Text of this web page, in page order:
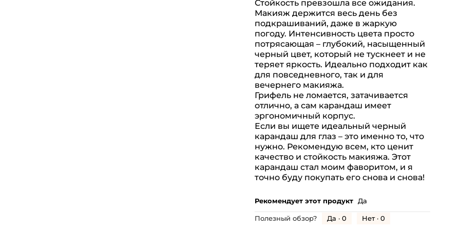
Стойкость превзошла все ожидания.
Макияж держится весь день без
подкрашиваний, даже в жаркую
погоду. Интенсивность цвета просто
потрясающая – глубокий, насыщенный
черный цвет, который не тускнеет и не
теряет яркость. Идеально подходит как
для повседневного, так и для
вечернего макияжа.
Грифель не ломается, затачивается
отлично, а сам карандаш имеет
эргономичный корпус.
Если вы ищете идеальный черный
карандаш для глаз – это именно то, что
нужно. Рекомендую всем, кто ценит
качество и стойкость макияжа. Этот
карандаш стал моим фаворитом, и я
точно буду покупать его снова и снова!
Рекомендует этот продукт Да
Полезный обзор? Да · 0 Нет · 0